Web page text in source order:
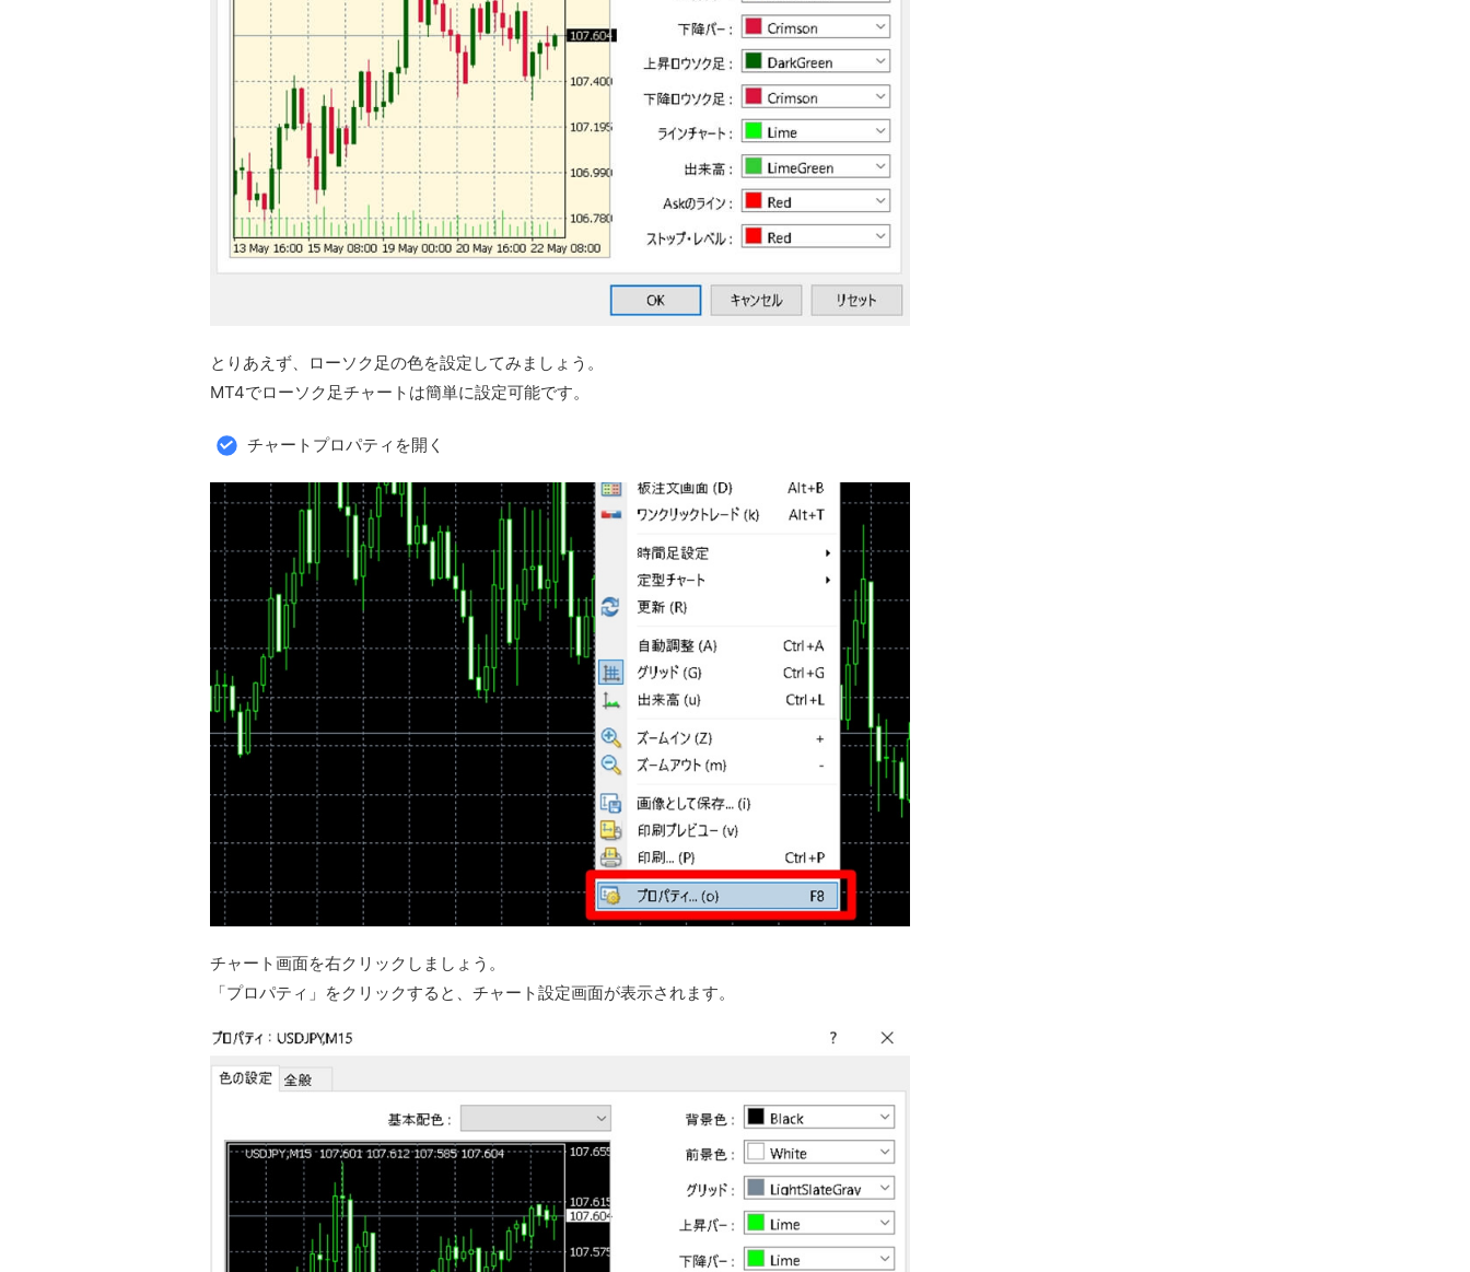
とりあえず、ローソク足の色を設定してみましょう。
MT4でローソク足チャートは簡単に設定可能です。
チャートプロパティを開く
チャート画面を右クリックしましょう。
「プロパティ」をクリックすると、チャート設定画面が表示されます。